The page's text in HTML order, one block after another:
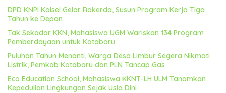
DPD KNPI Kalsel Gelar Rakerda, Susun Program Kerja Tiga
Tahun ke Depan
Tak Sekadar KKN, Mahasiswa UGM Wariskan 134 Program
Pemberdayaan untuk Kotabaru
Puluhan Tahun Menanti, Warga Desa Limbur Segera Nikmati
Listrik, Pemkab Kotabaru dan PLN Tancap Gas
Eco Education School, Mahasiswa KKNT-LH ULM Tanamkan
Kepedulian Lingkungan Sejak Usia Dini